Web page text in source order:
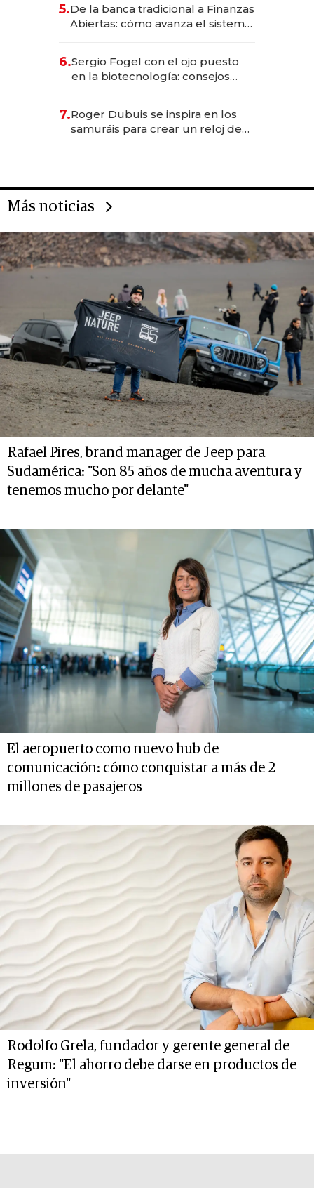
5.De la banca tradicional a Finanzas
Abiertas: cómo avanza el sistema
6.Sergio Fogel con el ojo puesto
en la biotecnología: consejos
rol de la IA
7.Roger Dubuis se inspira en los
samuráis para crear un reloj de
Más noticias
Rafael Pires, brand manager de Jeep para
Sudamérica: "Son 85 años de mucha aventura y
tenemos mucho por delante"
El aeropuerto como nuevo hub de
comunicación: cómo conquistar a más de 2
millones de pasajeros
Rodolfo Grela, fundador y gerente general de
Regum: "El ahorro debe darse en productos de
inversión"